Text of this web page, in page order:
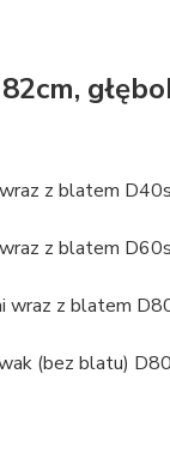
z blatem
z blatem
wraz z blatem
(bez blatu)